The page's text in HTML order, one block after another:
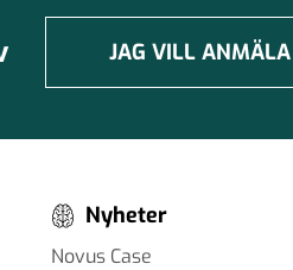
JAG VILL
Nyheter
Novus Case